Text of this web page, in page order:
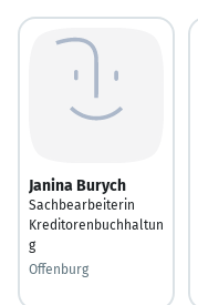
Janina Burych
Sachbearbeiterin
Kreditorenbuchhaltun
g
Offenburg